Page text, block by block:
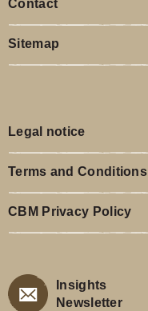
Contact
Sitemap
Legal notice
Terms and Conditions
CBM Privacy Policy
Insights
Newsletter